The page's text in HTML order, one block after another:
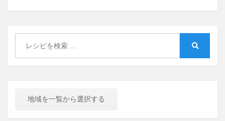
地域を一覧から選択する